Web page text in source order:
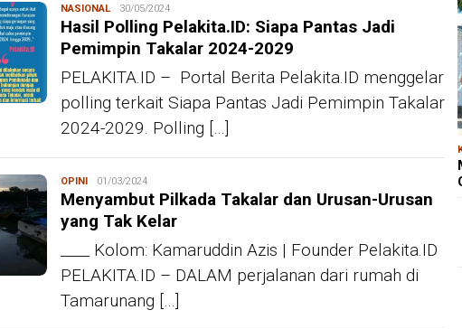
NASIONAL Redaksi
30/05/2024
Hasil Polling Pelakita.ID: Siapa Pantas Jadi
Pemimpin Takalar 2024-2029
PELAKITA.ID – Portal Berita Pelakita.ID menggelar
polling terkait Siapa Pantas Jadi Pemimpin Takalar
2024-2029. Polling […]
OPINI Redaksi
01/03/2024
Menyambut Pilkada Takalar dan Urusan-Urusan
yang Tak Kelar
____ Kolom: Kamaruddin Azis | Founder Pelakita.ID
PELAKITA.ID – DALAM perjalanan dari rumah di
Tamarunang […]